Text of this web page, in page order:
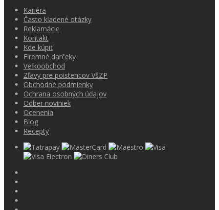
Kariéra
Často kladené otázky
Reklamácie
Kontakt
Kde kúpiť
Firemné darčeky
Veľkoobchod
Zľavy pre poistencov VšZP
Obchodné podmienky
Ochrana osobných údajov
Odber noviniek
Ocenenia
Blog
Recepty